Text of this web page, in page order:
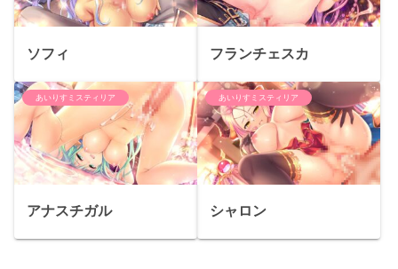
ソフィ フランチェスカ
あいりすミスティリア
アナスチガル
あいりすミスティリア
シャロン